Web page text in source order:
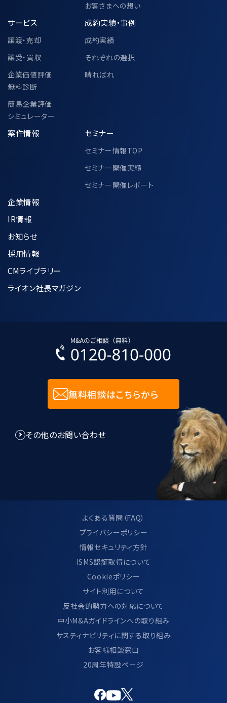
お客さまへの想い
サービス
譲渡・売却
譲受・買収
企業価値評価
無料診断
簡易企業評価
シミュレーター
成約実績・事例
成約実績
それぞれの選択
晴ればれ
案件情報 セミナー
セミナー情報TOP
セミナー開催実績
セミナー開催レポート
企業情報
IR情報
お知らせ
採用情報
CMライブラリー
ライオン社長マガジン
無料相談はこちらから
その他のお問い合わせ
よくある質問（FAQ）
プライバシーポリシー
情報セキュリティ方針
ISMS認証取得について
Cookieポリシー
サイト利用について
反社会的勢力への対応について
中小M&Aガイドラインへの取り組み
サスティナビリティに関する取り組み
お客様相談窓口
20周年特設ページ